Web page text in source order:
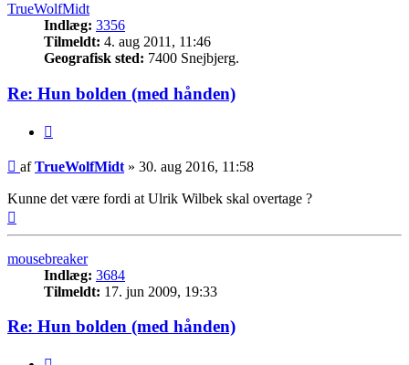
TrueWolfMidt
Indlæg: 3356
Tilmeldt: 4. aug 2011, 11:46
Geografisk sted: 7400 Snejbjerg.
Re: Hun bolden (med hånden)
Indlæg
afTrueWolfMidt » 30. aug 2016, 11:58
Kunne det være fordi at Ulrik Wilbek skal overtage ?
mousebreaker
Indlæg: 3684
Tilmeldt: 17. jun 2009, 19:33
Re: Hun bolden (med hånden)